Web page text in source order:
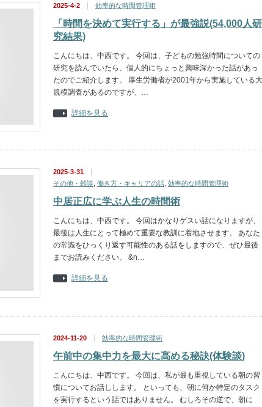
2025-4-2 効率的な時間管理術
「時間を決めて実行する」が最強説(54,000人研
究結果)
こんにちは、中西です。 今回は、子どもの勉強時間についての
研究を読んでいたら、個人的にちょっと興味深かった話があっ
たのでご紹介します。 厚生労働省が2001年から実施している大
規模調査があるのですが、…
詳細を見る
2025-3-31
その他・雑談 働き方・キャリアの話 効率的な時間管理術
中居正広に学ぶ人生の時間術
こんにちは、中西です。 今回はかなりゲスい話になりますが、
最後は人生にとって極めて重要な教訓に着地させます。 あなた
の常識をひっくり返す可能性のある話をしますので、ぜひ最後
までお読みください。 &n…
詳細を見る
2024-11-20 効率的な時間管理術
午前中の集中力を最大に高める秘訣(体験談)
こんにちは、中西です。 今回は、私が最も重視している朝の習
慣についてお話しします。 といっても、朝に何か特定のタスク
を実行するという話ではありません。 むしろその逆で、朝に